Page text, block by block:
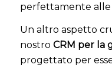
perfettamente alle
Un altro aspetto
nostro CRM per la
progettato per